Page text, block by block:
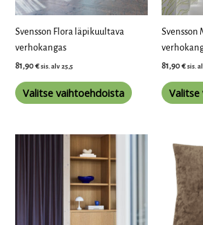
Svensson Flora läpikuultava
verhokangas
81,90€ sis. alv 25,5
Valitse vaihtoehdoista
tuotteen
Svensson
81,90€ sis.
muunnelma.
Voit